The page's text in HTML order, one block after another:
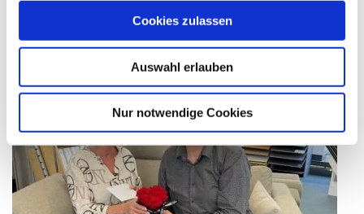
Cookies zulassen
Auswahl erlauben
Nur notwendige Cookies
–
Kubisches
Design
für
Markisen“